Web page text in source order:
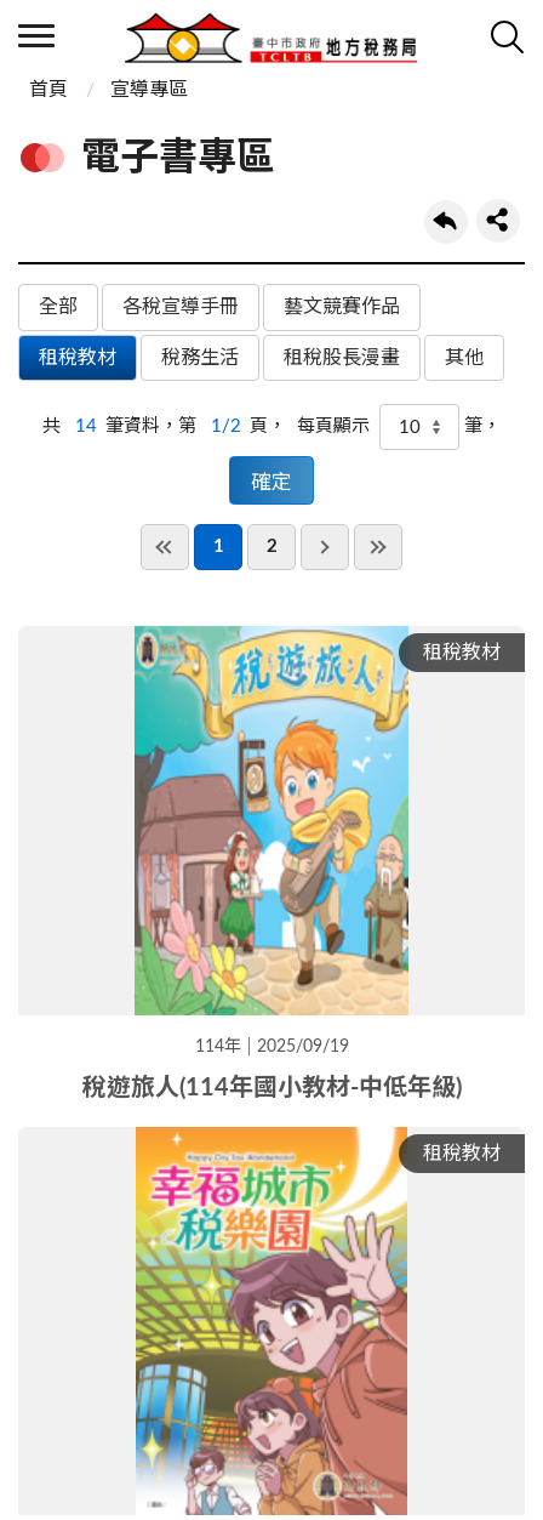
首頁 宣導專區
電子書專區
全部 各稅宣導手冊 藝文競賽作品
租稅教材 稅務生活 租稅股長漫畫 其他
共 14 筆資料，第 1/2 頁， 每頁顯示 筆，
1 2
租稅教材
114年 2025/09/19
稅遊旅人(114年國小教材-中低年級)
租稅教材